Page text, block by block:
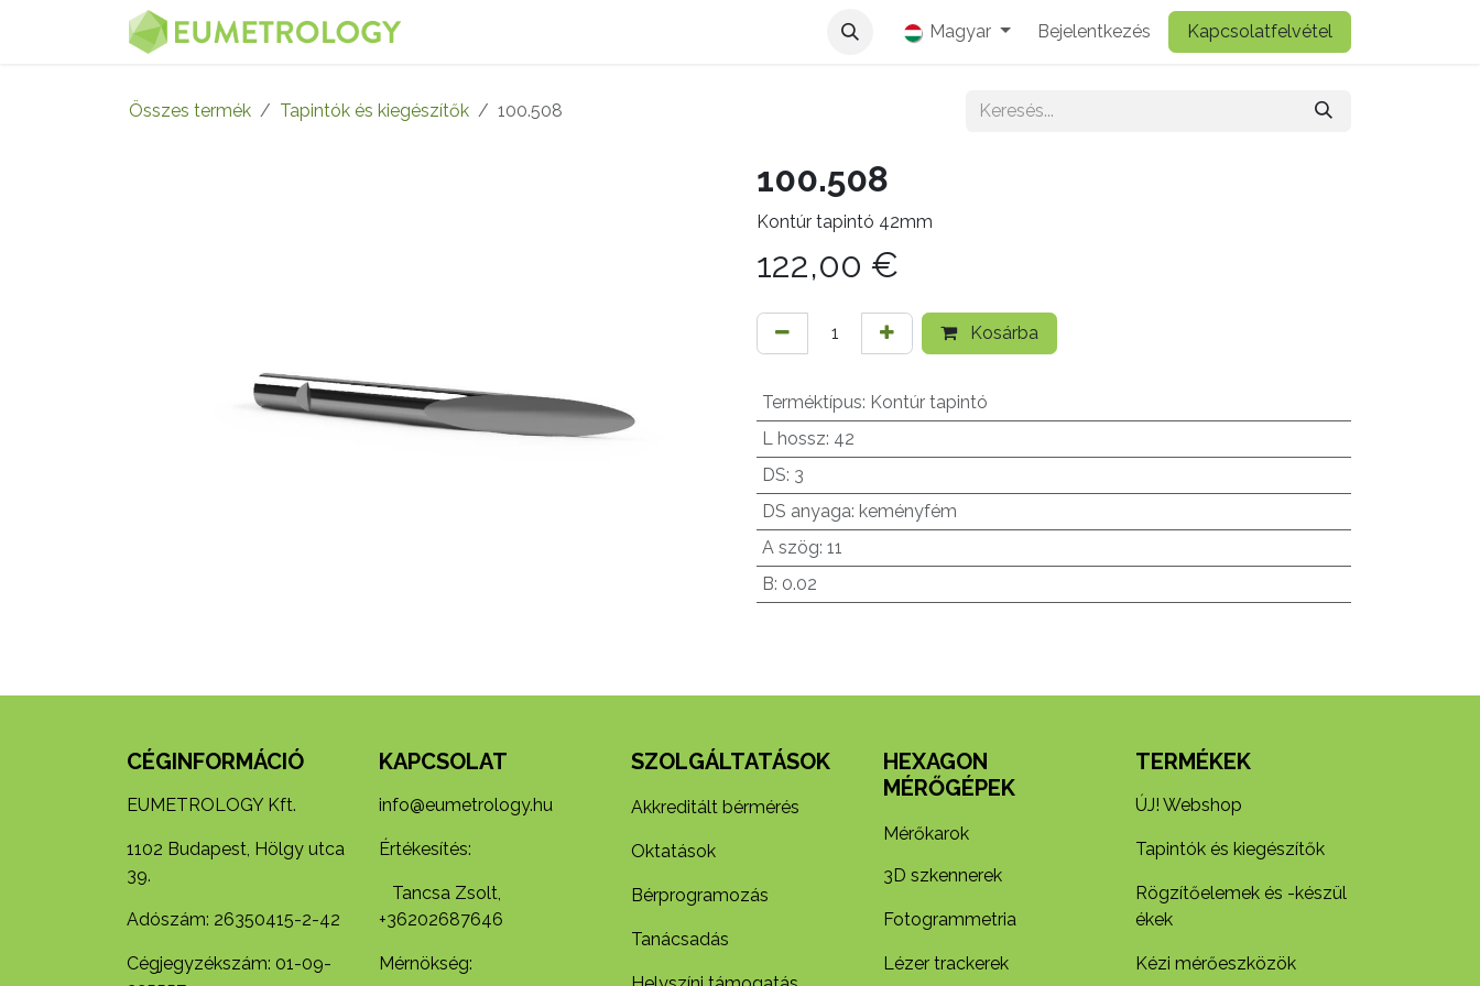
Kihagyás és továbblépés a tartalomhoz
Magyar Bejelentkezés Kapcsolatfelvétel
Összes termék Tapintók és kiegészítők 100.508
100.508
Kontúr tapintó 42mm
122,00 €
Kosárba
Terméktípus: Kontúr tapintó
L hossz: 42
DS: 3
DS anyaga: keményfém
A szög: 11
B: 0.02
CÉGINFORMÁCIÓ
EUMETROLOGY Kft.
1102 Budapest, Hölgy utca
39.
Adószám: 26350415-2-42
Cégjegyzékszám: 01-09-
KAPCSOLAT
info@eumetrology.hu
Értékesítés:
Tancsa Zsolt,
+36202687646
Mérnökség:
SZOLGÁLTATÁSOK
Akkreditált bérmérés
Oktatások
Bérprogramozás
Tanácsadás
HEXAGON
MÉRŐGÉPEK
Mérőkarok
3D szkennerek
Fotogrammetria
Lézer trackerek
TERMÉKEK
ÚJ! Webshop
Tapintók és kiegészítők
Rögzítőelemek és -készül​
ékek
Kézi mérőeszközök